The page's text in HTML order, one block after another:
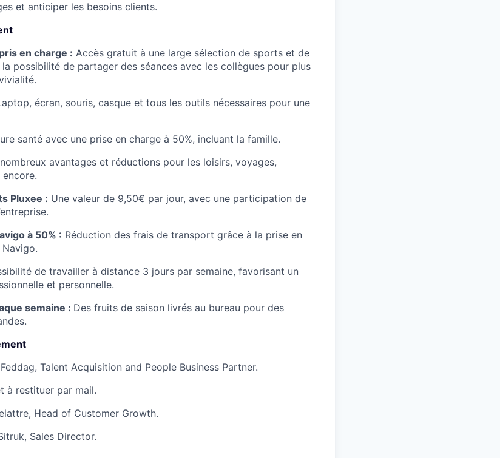
et anticiper les besoins clients.
en charge : Accès gratuit à une large sélection de sports et de
possibilité de partager des séances avec les collègues pour plus
écran, souris, casque et tous les outils nécessaires pour une
santé avec une prise en charge à 50%, incluant la famille.
avantages et réductions pour les loisirs, voyages,
Pluxee : Une valeur de 9,50€ par jour, avec une participation de
à 50% : Réduction des frais de transport grâce à la prise en
de travailler à distance 3 jours par semaine, favorisant un
et personnelle.
semaine : Des fruits de saison livrés au bureau pour des
Talent Acquisition and People Business Partner.
à restituer par mail.
Head of Customer Growth.
Sales Director.